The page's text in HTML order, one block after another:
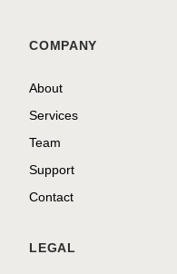
COMPANY
About
Services
Team
Support
Contact
LEGAL